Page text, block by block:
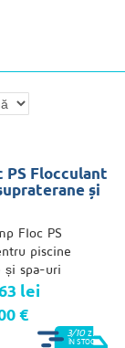
PS Flocculant
și
lei
€
3/10Z.
ÎN STOC